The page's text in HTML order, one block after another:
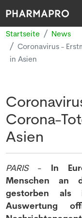
Startseite
News
Coronavirus -
in Asien
Corona-
Asien
PARIS- In
Menschen an
gestorben
Auswertung